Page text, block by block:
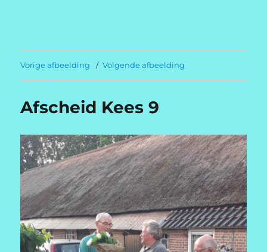
dedickningergeuzen.com
Vorige afbeelding Volgende afbeelding
Afscheid Kees 9